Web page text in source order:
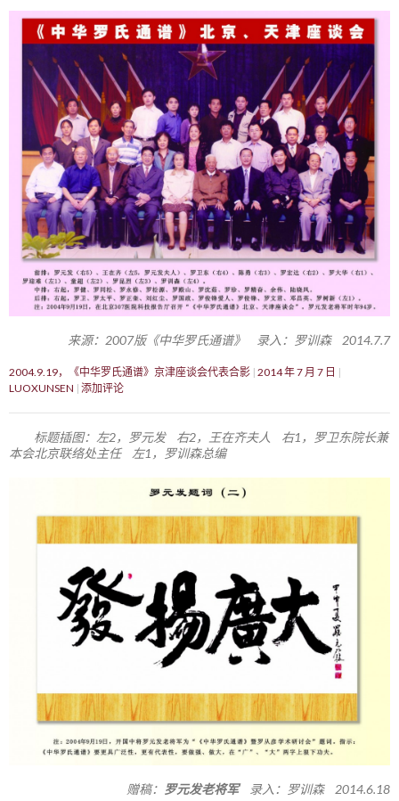
来源：2007版《中华罗氏通谱》 录入：罗训森 2014.7.7
2004.9.19，《中华罗氏通谱》京津座谈会代表合影 2014 年 7 月 7 日
LUOXUNSEN 添加评论
标题插图：左2，罗元发 右2，王在齐夫人 右1，罗卫东院长兼
本会北京联络处主任 左1，罗训森总编
赠稿： 罗元发老将军录入：罗训森 2014.6.18